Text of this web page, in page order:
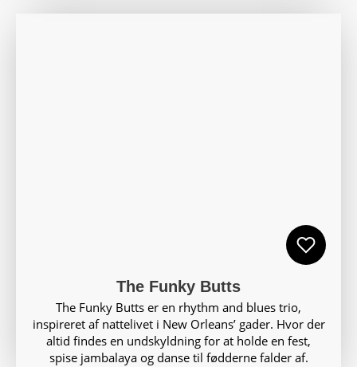
The Funky Butts
The Funky Butts er en rhythm and blues trio,
inspireret af nattelivet i New Orleans’ gader. Hvor der
altid findes en undskyldning for at holde en fest,
spise jambalaya og danse til fødderne falder af.